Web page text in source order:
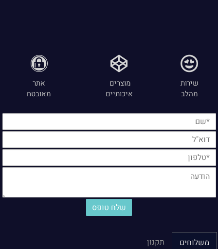
שירות
מהלב
מוצרים
איכותיים
אתר
מאובטח
משלוחים תקנון